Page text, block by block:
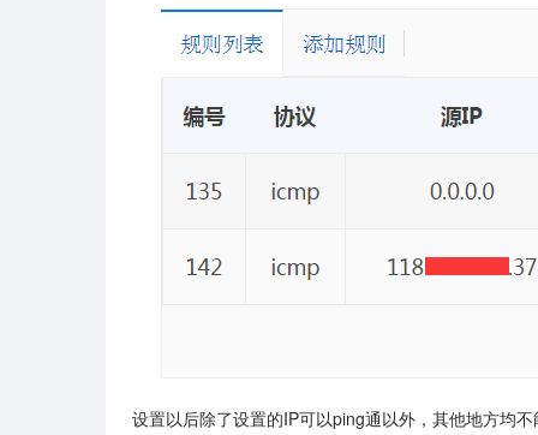
设置以后除了设置的IP可以ping通以外，其他地方均